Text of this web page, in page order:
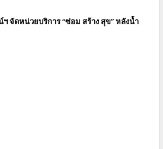
จัดหน่วยบริการ “ซ่อม สร้าง สุข” หลังน้ำ